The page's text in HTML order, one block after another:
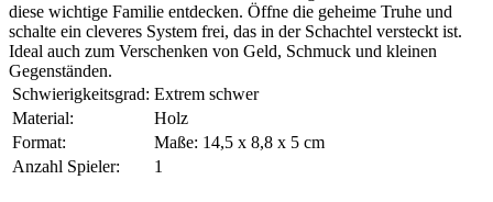
diese wichtige Familie entdecken. Öffne die geheime Truhe und
schalte ein cleveres System frei, das in der Schachtel versteckt ist.
Ideal auch zum Verschenken von Geld, Schmuck und kleinen
Gegenständen.
Schwierigkeitsgrad: Extrem schwer
Material:
Holz
Format:
Maße: 14,5 x 8,8 x 5 cm
Anzahl Spieler:
1